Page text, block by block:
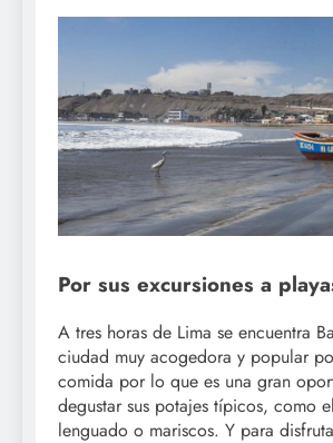
Por sus excursiones a
A tres horas de Lima se encuentra
ciudad muy acogedora y popular
comida por lo que es una gran
degustar sus potajes típicos, como
lenguado o mariscos. Y para